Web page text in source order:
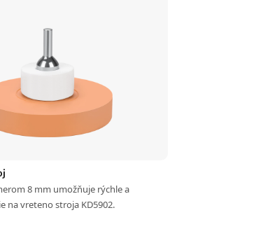
8 mm umožňuje rýchle a
na vreteno stroja KD5902.